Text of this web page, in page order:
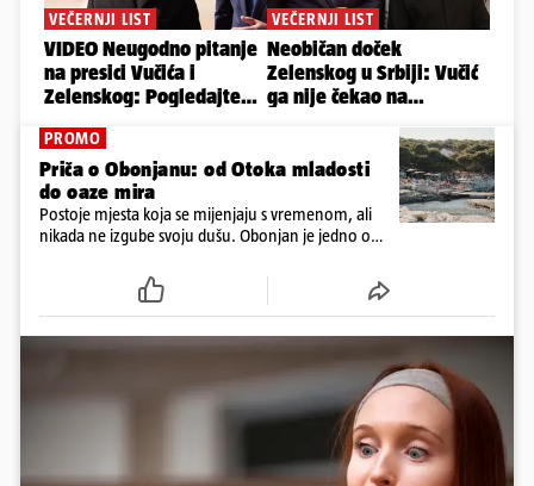
PROMO
Priča o Obonjanu: od Otoka mladosti
do oaze mira
Postoje mjesta koja se mijenjaju s vremenom, ali
nikada ne izgube svoju dušu. Obonjan je jedno od